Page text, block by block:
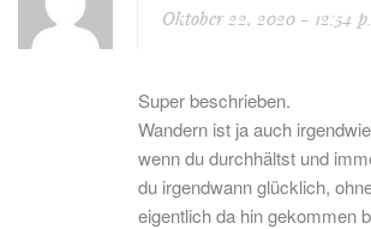
Oktober 22, 2020 - 12:54
Super beschrieben.
Wandern ist ja auch
wenn du durchhältst und
du irgendwann glücklich,
eigentlich da hin gekommen